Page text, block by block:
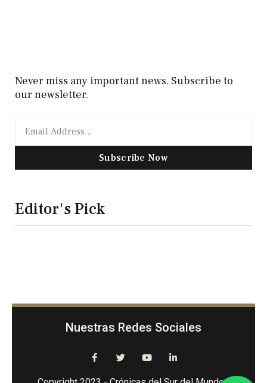
Never miss any important news. Subscribe to
our newsletter.
Subscribe Now
Editor's Pick
Nuestras Redes Sociales